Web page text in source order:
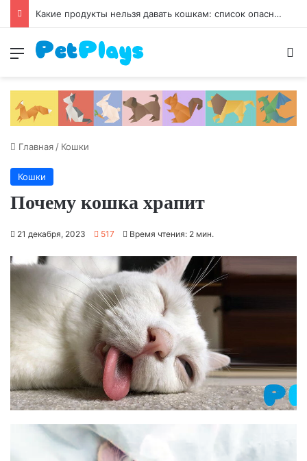
Чумка у собак
Меню
Главная / Кошки
Кошки
Почему кошка храпит
21 декабря, 2023 517 Время чтения: 2 мин.